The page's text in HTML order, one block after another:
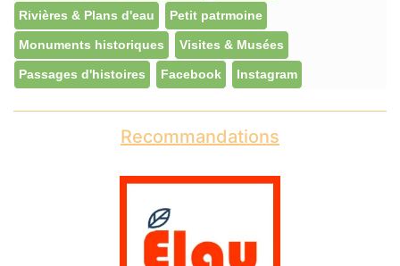
Rivières & Plans d'eau Petit patrmoine
Monuments historiques Visites & Musées
Passages d'histoires Facebook Instagram
Recommandations